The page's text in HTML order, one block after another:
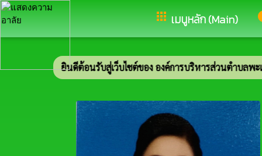
apps เมนูหลัก (Main)
อำเภอเมือง จังหวัดนครราชสีมา
ยินดีต้อนรับสู่เว็บไซต์ของ องค์การบริหารส่วนตำบลพะเนา